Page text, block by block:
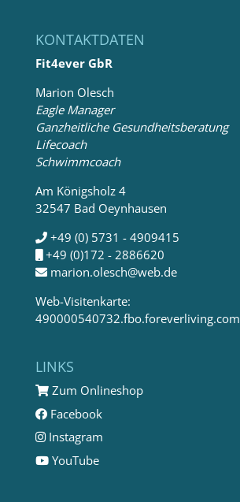
KONTAKTDATEN
Fit4ever GbR
Marion Olesch
Eagle Manager
Ganzheitliche Gesundheitsberatung
Lifecoach
Schwimmcoach
Am Königsholz 4
32547 Bad Oeynhausen
+49 (0) 5731 - 4909415
+49 (0)172 - 2886620
marion.olesch@web.de
Web-Visitenkarte:
490000540732.fbo.foreverliving.com
LINKS
Zum Onlineshop
Facebook
Instagram
YouTube